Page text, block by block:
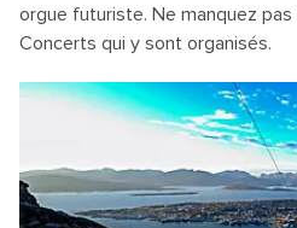
orgue futuriste. Ne manquez
Concerts qui y sont organisés.